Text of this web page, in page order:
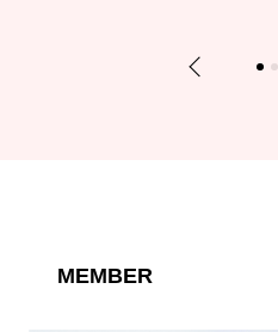
Previous 1 2
MEMBER